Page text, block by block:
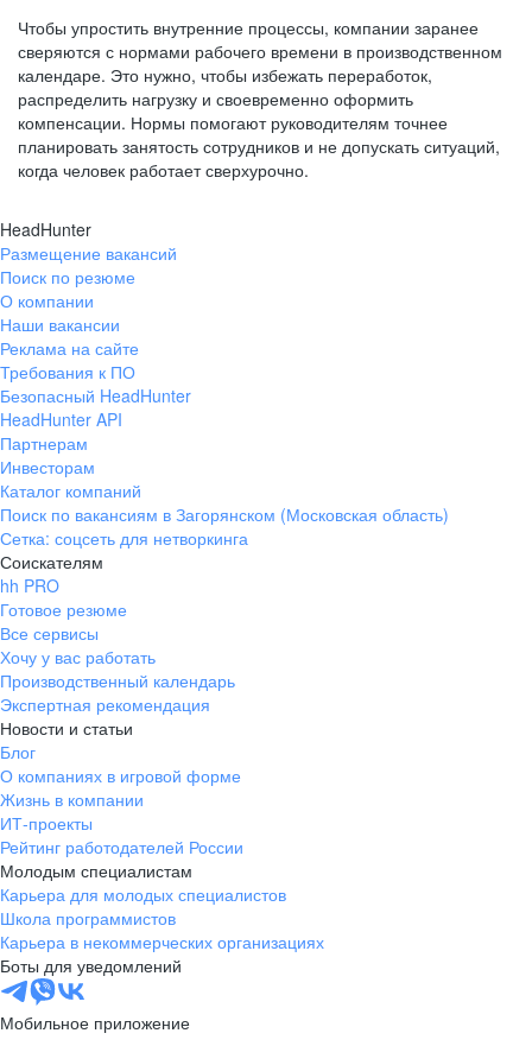
Чтобы упростить внутренние процессы, компании заранее
сверяются с нормами рабочего времени в производственном
календаре. Это нужно, чтобы избежать переработок,
распределить нагрузку и своевременно оформить
компенсации. Нормы помогают руководителям точнее
планировать занятость сотрудников и не допускать ситуаций,
когда человек работает сверхурочно.
HeadHunter
Размещение вакансий
Поиск по резюме
О компании
Наши вакансии
Реклама на сайте
Требования к ПО
Безопасный HeadHunter
HeadHunter API
Партнерам
Инвесторам
Каталог компаний
Поиск по вакансиям в Загорянском (Московская область)
Сетка: соцсеть для нетворкинга
Соискателям
hh PRO
Готовое резюме
Все сервисы
Хочу у вас работать
Производственный календарь
Экспертная рекомендация
Новости и статьи
Блог
О компаниях в игровой форме
Жизнь в компании
ИТ-проекты
Рейтинг работодателей России
Молодым специалистам
Карьера для молодых специалистов
Школа программистов
Карьера в некоммерческих организациях
Боты для уведомлений
Мобильное приложение